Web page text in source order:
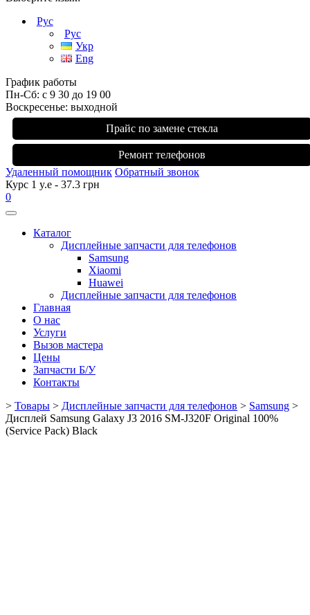
Рус
Рус
Укр
Eng
График работы
Пн-Сб: с 9 30 до 19 00
Воскресенье: выходной
Прайс по замене стекла
Ремонт телефонов
Удаленный помощник Обратный звонок
Курс 1 y.e - 37.3 грн
0
Каталог
Дисплейные запчасти для телефонов
Samsung
Xiaomi
Huawei
Дисплейные запчасти для телефонов
Главная
О нас
Услуги
Вызов мастера
Цены
Запчасти Б/У
Контакты
> Товары > Дисплейные запчасти для телефонов > Samsung >
Дисплей Samsung Galaxy J3 2016 SM-J320F Original 100%
(Service Pack) Black